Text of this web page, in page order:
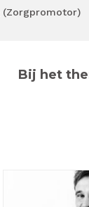
(Zorgpromotor)
Bij het